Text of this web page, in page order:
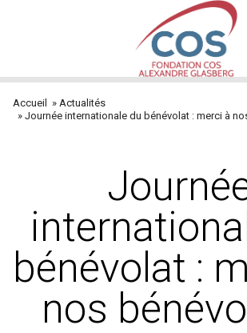
principal
Fil
Accueil
Actualités
Journée internationale du bénévolat : merci à
bénévolat :
nos